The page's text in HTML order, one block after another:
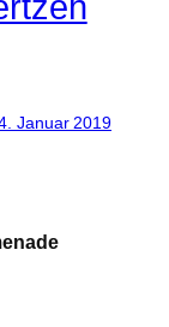
Januar 2019